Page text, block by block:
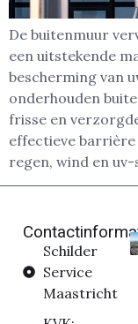
De buitenmuur
een uitstekende
bescherming van
onderhouden
frisse en
effectieve barrière
regen, wind en
Schilder
Service
Maastricht